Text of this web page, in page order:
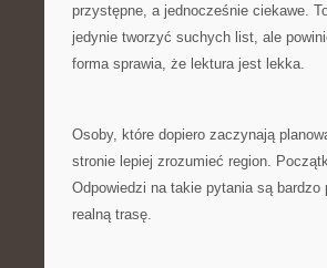
przystępne, a jednocześnie ciekawe.
jedynie tworzyć suchych list, ale
forma sprawia, że lektura jest lekka.
Osoby, które dopiero zaczynają
stronie lepiej zrozumieć region.
Odpowiedzi na takie pytania są
realną trasę.